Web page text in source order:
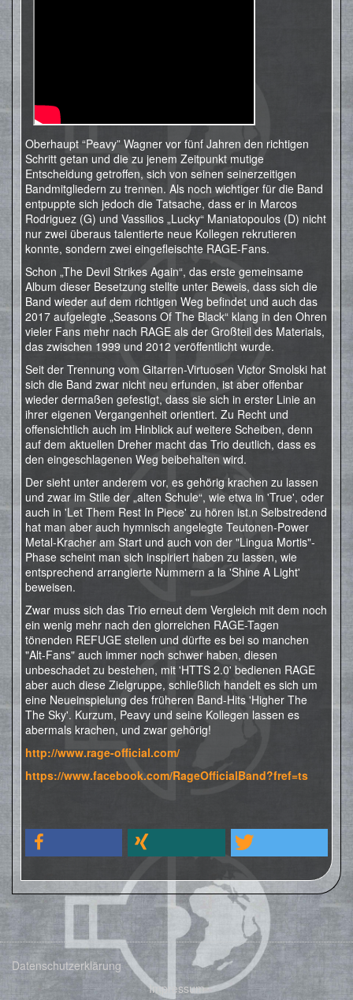
Oberhaupt “Peavy” Wagner vor fünf Jahren den richtigen
Schritt getan und die zu jenem Zeitpunkt mutige
Entscheidung getroffen, sich von seinen seinerzeitigen
Bandmitgliedern zu trennen. Als noch wichtiger für die Band
entpuppte sich jedoch die Tatsache, dass er in Marcos
Rodriguez (G) und Vassilios „Lucky“ Maniatopoulos (D) nicht
nur zwei überaus talentierte neue Kollegen rekrutieren
konnte, sondern zwei eingefleischte RAGE-Fans.
Schon „The Devil Strikes Again“, das erste gemeinsame
Album dieser Besetzung stellte unter Beweis, dass sich die
Band wieder auf dem richtigen Weg befindet und auch das
2017 aufgelegte „Seasons Of The Black“ klang in den Ohren
vieler Fans mehr nach RAGE als der Großteil des Materials,
das zwischen 1999 und 2012 veröffentlicht wurde.
Seit der Trennung vom Gitarren-Virtuosen Victor Smolski hat
sich die Band zwar nicht neu erfunden, ist aber offenbar
wieder dermaßen gefestigt, dass sie sich in erster Linie an
ihrer eigenen Vergangenheit orientiert. Zu Recht und
offensichtlich auch im Hinblick auf weitere Scheiben, denn
auf dem aktuellen Dreher macht das Trio deutlich, dass es
den eingeschlagenen Weg beibehalten wird.
Der sieht unter anderem vor, es gehörig krachen zu lassen
und zwar im Stile der „alten Schule“, wie etwa in 'True', oder
auch in 'Let Them Rest In Piece' zu hören ist.n Selbstredend
hat man aber auch hymnisch angelegte Teutonen-Power
Metal-Kracher am Start und auch von der "Lingua Mortis"-
Phase scheint man sich inspiriert haben zu lassen, wie
entsprechend arrangierte Nummern a la 'Shine A Light'
beweisen.
Zwar muss sich das Trio erneut dem Vergleich mit dem noch
ein wenig mehr nach den glorreichen RAGE-Tagen
tönenden REFUGE stellen und dürfte es bei so manchen
"Alt-Fans" auch immer noch schwer haben, diesen
unbeschadet zu bestehen, mit 'HTTS 2.0' bedienen RAGE
aber auch diese Zielgruppe, schließlich handelt es sich um
eine Neueinspielung des früheren Band-Hits 'Higher The
The Sky'. Kurzum, Peavy und seine Kollegen lassen es
abermals krachen, und zwar gehörig!
http://www.rage-official.com/
https://www.facebook.com/RageOfficialBand?fref=ts
Datenschutzerklärung
Impressum